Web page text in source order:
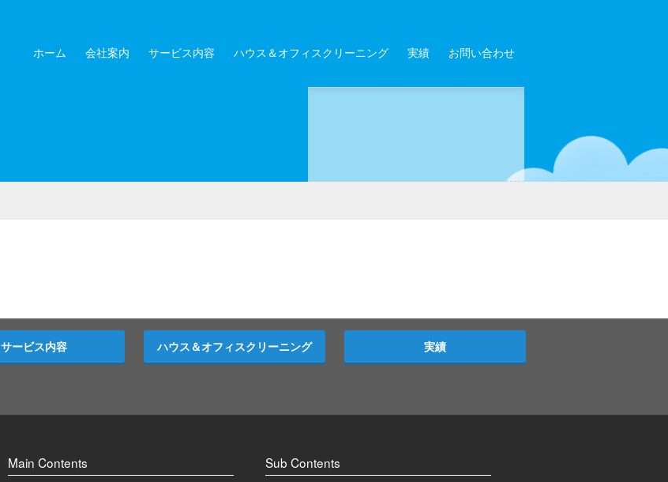
ホーム 会社案内 サービス内容 ハウス＆オフィスクリーニング 実績 お問い合わせ
サービス内容 ハウス＆オフィスクリーニング 実績
Main Contents Sub Contents